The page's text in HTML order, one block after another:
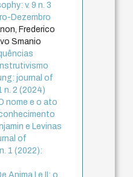
v. 9 n. 3
Dezembro
Frederico
Smanio
journal of
n. 2 (2024)
nome e o ato
e Levinas
of
1 (2022):
Anima I e II: o